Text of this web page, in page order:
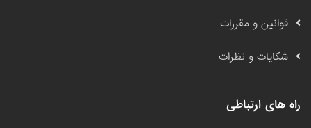
قوانین و مقررات
شکایات و نظرات
راه های ارتباطی